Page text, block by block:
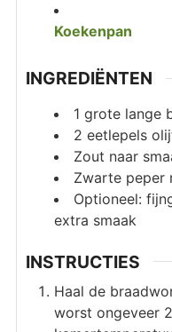
Koekenpan
INGREDIËNTEN
1 grote lange
2 eetlepels
Zout naar
Zwarte peper
Optioneel:
extra smaak
INSTRUCTIES
Haal de
worst ongeveer